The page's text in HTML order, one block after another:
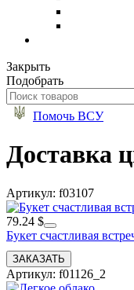
Закрыть
Подобрать
Помочь ВСУ
Доставка
Артикул: f03107
79.24 $
Букет счастливая
Артикул: f01126_2